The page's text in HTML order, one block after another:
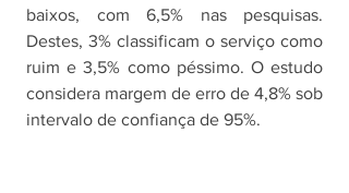
baixos, com 6,5% nas pesquisas.
Destes, 3% classificam o serviço como
ruim e 3,5% como péssimo. O estudo
considera margem de erro de 4,8% sob
intervalo de confiança de 95%.